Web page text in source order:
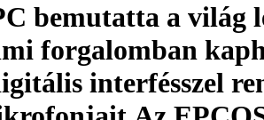
bemutatta a világ
forgalomban
interfésszel